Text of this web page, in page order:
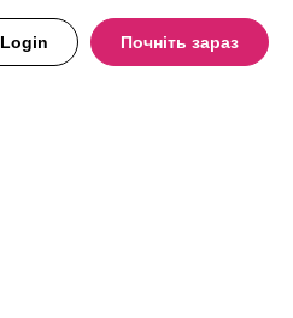
Login Почніть зараз